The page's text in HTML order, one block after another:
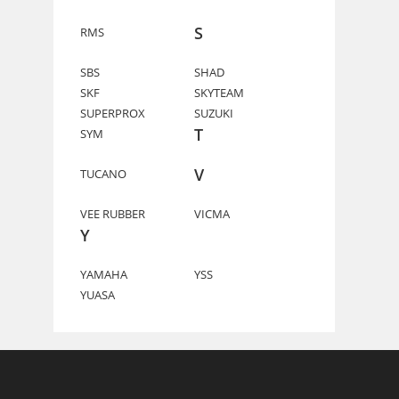
RMS S
SBS
SHAD
SKF
SKYTEAM
SUPERPROX
SUZUKI
SYM
T
TUCANO V
VEE RUBBER VICMA
Y
YAMAHA
YSS
YUASA